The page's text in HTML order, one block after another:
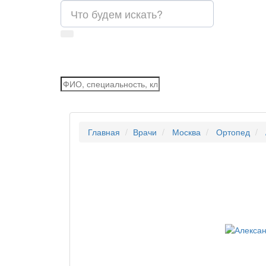
Главная
Врачи Москва Ортопед